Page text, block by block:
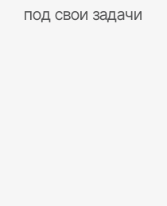
под свои задачи